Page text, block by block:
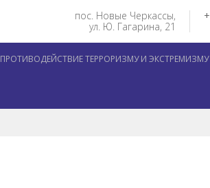
пос. Новые Черкассы,
ул. Ю. Гагарина, 21
ПРОТИВОДЕЙСТВИЕ ТЕРРОРИЗМУ И ЭКСТРЕМИЗМУ